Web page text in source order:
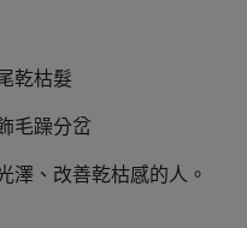
乾枯髮
毛躁分岔
澤、改善乾枯感的人。